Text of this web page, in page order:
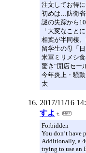
注文してお得
初めは…防衛省
謎の失踪から
「大変なこと
相葉が半同棲
留学生の母「
米軍ミリメシ
驚き“開店セー
今年炎上・騒
太
2017/11/16
すよ
Forbidden
You don’t have
Additionally, a
trying to use an